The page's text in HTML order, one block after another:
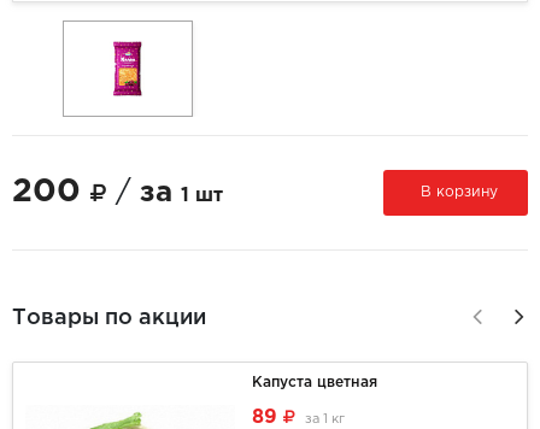
200 / за 1 шт В корзину
Товары по акции
Капуста цветная
89 за 1 кг